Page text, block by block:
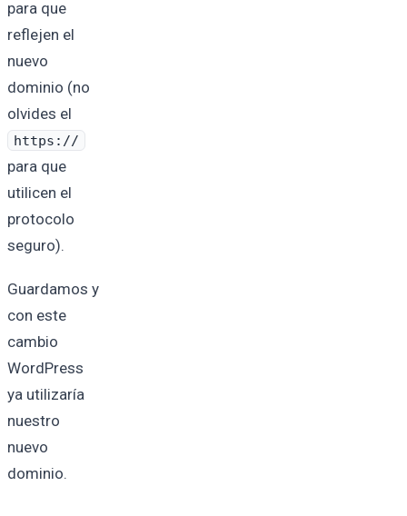
para que
reflejen el
nuevo
dominio (no
olvides el
https://
para que
utilicen el
protocolo
seguro).
Guardamos y
con este
cambio
WordPress
ya utilizaría
nuestro
nuevo
dominio.